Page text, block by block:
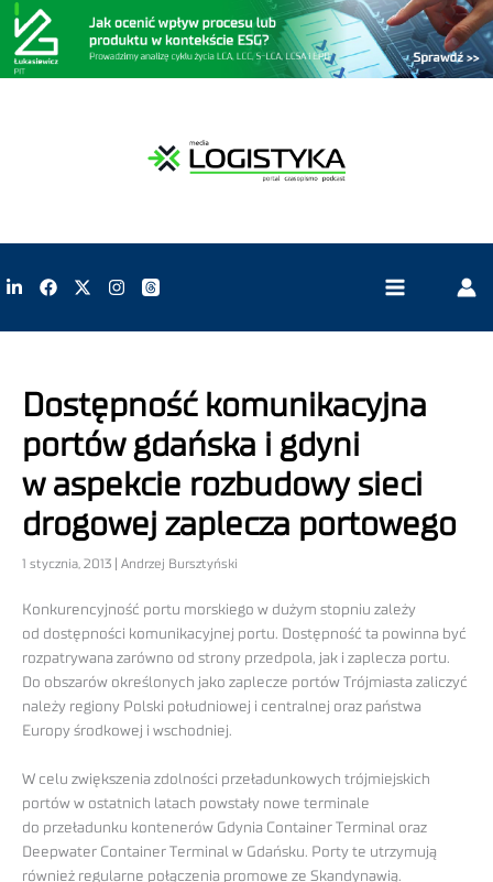
Dostępność komunikacyjna
portów gdańska i gdyni
w aspekcie rozbudowy sieci
drogowej zaplecza portowego
1 stycznia, 2013 | Andrzej Bursztyński
Konkurencyjność portu morskiego w dużym stopniu zależy
od dostępności komunikacyjnej portu. Dostępność ta powinna być
rozpatrywana zarówno od strony przedpola, jak i zaplecza portu.
Do obszarów określonych jako zaplecze portów Trójmiasta zaliczyć
należy regiony Polski południowej i centralnej oraz państwa
Europy środkowej i wschodniej.
W celu zwiększenia zdolności przeładunkowych trójmiejskich
portów w ostatnich latach powstały nowe terminale
do przeładunku kontenerów Gdynia Container Terminal oraz
Deepwater Container Terminal w Gdańsku. Porty te utrzymują
również regularne połączenia promowe ze Skandynawią.